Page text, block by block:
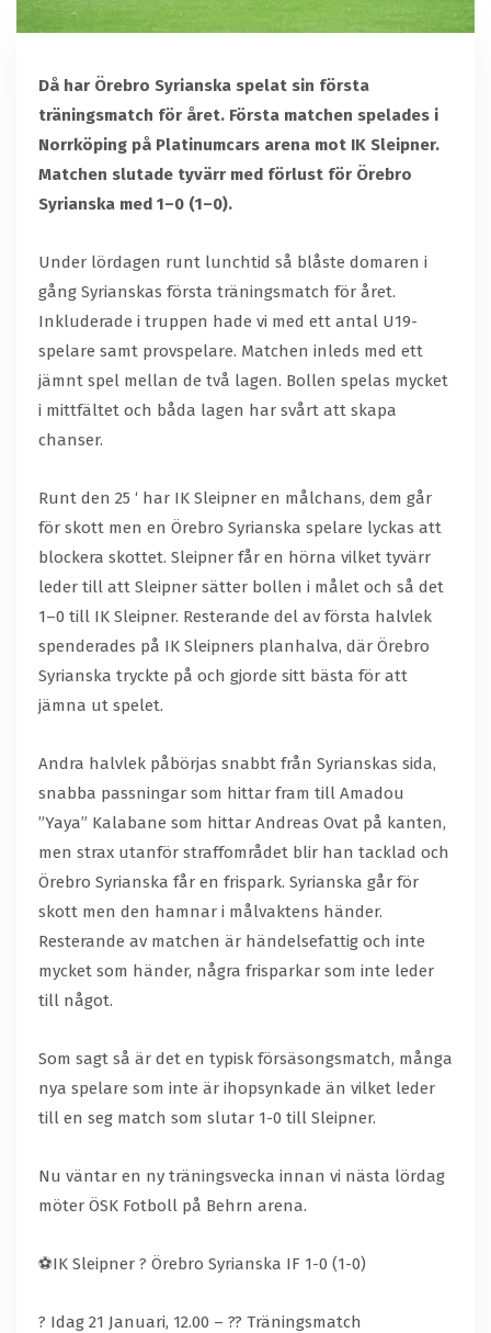
Då har Örebro Syrianska spelat sin första
träningsmatch för året. Första matchen spelades i
Norrköping på Platinumcars arena mot IK Sleipner.
Matchen slutade tyvärr med förlust för Örebro
Syrianska med 1–0 (1–0).
Under lördagen runt lunchtid så blåste domaren i
gång Syrianskas första träningsmatch för året.
Inkluderade i truppen hade vi med ett antal U19-
spelare samt provspelare. Matchen inleds med ett
jämnt spel mellan de två lagen. Bollen spelas mycket
i mittfältet och båda lagen har svårt att skapa
chanser.
Runt den 25 ‘ har IK Sleipner en målchans, dem går
för skott men en Örebro Syrianska spelare lyckas att
blockera skottet. Sleipner får en hörna vilket tyvärr
leder till att Sleipner sätter bollen i målet och så det
1–0 till IK Sleipner. Resterande del av första halvlek
spenderades på IK Sleipners planhalva, där Örebro
Syrianska tryckte på och gjorde sitt bästa för att
jämna ut spelet.
Andra halvlek påbörjas snabbt från Syrianskas sida,
snabba passningar som hittar fram till Amadou
”Yaya” Kalabane som hittar Andreas Ovat på kanten,
men strax utanför straffområdet blir han tacklad och
Örebro Syrianska får en frispark. Syrianska går för
skott men den hamnar i målvaktens händer.
Resterande av matchen är händelsefattig och inte
mycket som händer, några frisparkar som inte leder
till något.
Som sagt så är det en typisk försäsongsmatch, många
nya spelare som inte är ihopsynkade än vilket leder
till en seg match som slutar 1-0 till Sleipner.
Nu väntar en ny träningsvecka innan vi nästa lördag
möter ÖSK Fotboll på Behrn arena.
⚽️IK Sleipner ? Örebro Syrianska IF 1-0 (1-0)
? Idag 21 Januari, 12.00 – ?? Träningsmatch